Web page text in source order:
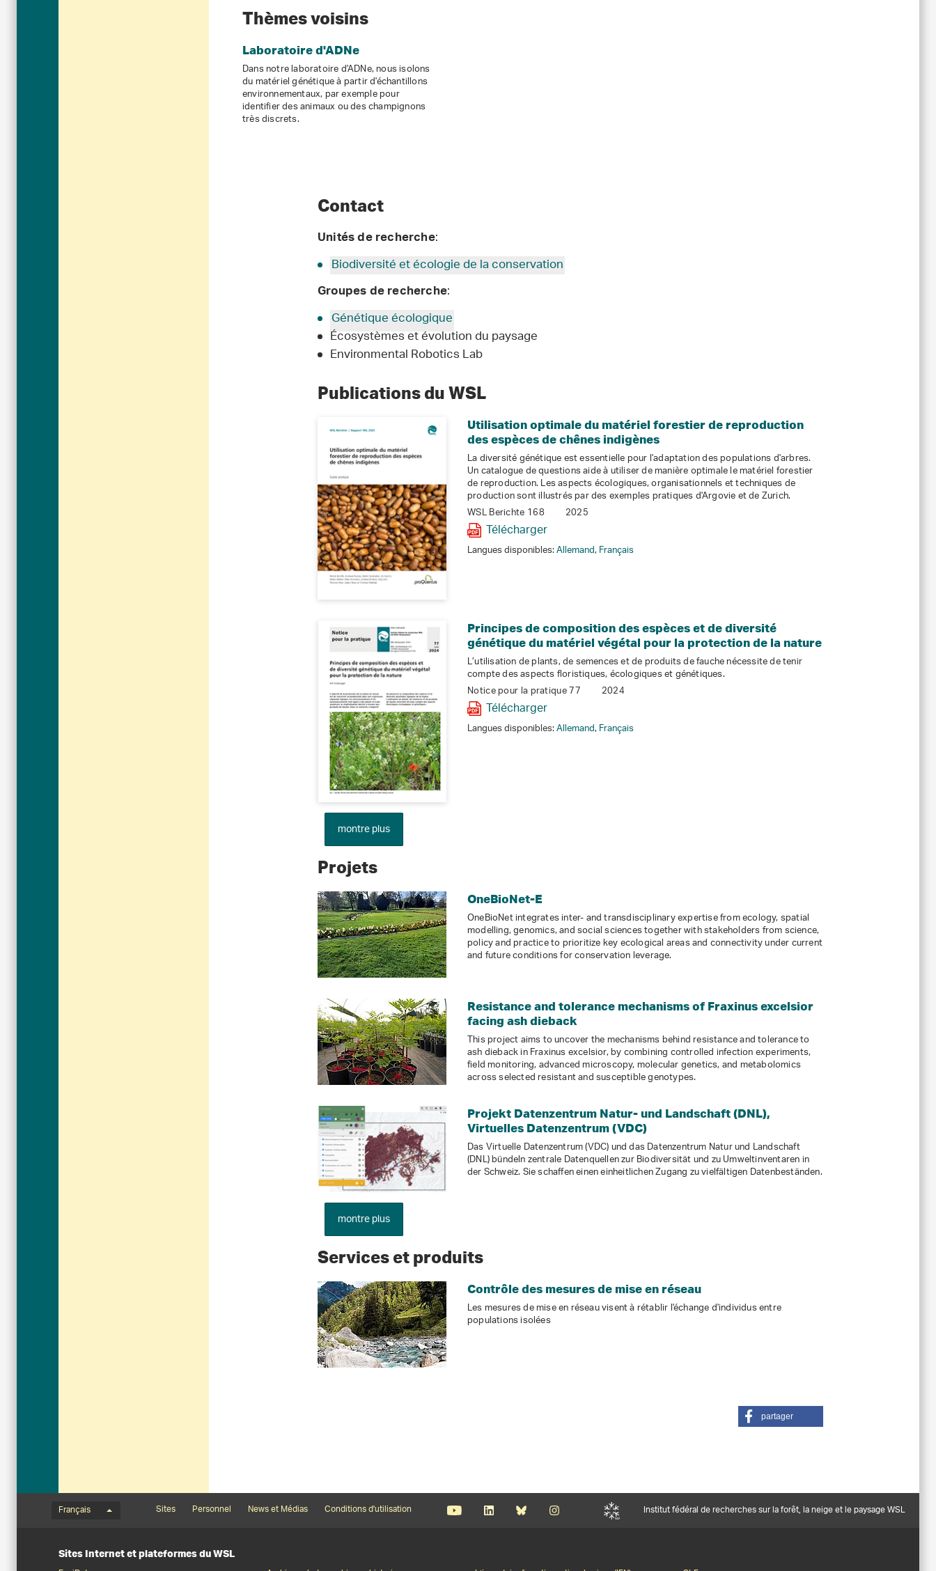
Thèmes voisins
Laboratoire d'ADNe
Dans notre laboratoire d'ADNe, nous isolons
du matériel génétique à partir d'échantillons
environnementaux, par exemple pour
identifier des animaux ou des champignons
très discrets.
Contact
Unités de recherche:
Biodiversité et écologie de la conservation
Groupes de recherche:
Génétique écologique
Écosystèmes et évolution du paysage
Environmental Robotics Lab
Publications du WSL
Utilisation optimale du matériel forestier de reproduction
des espèces de chênes indigènes
La diversité génétique est essentielle pour l'adaptation des populations d'arbres.
Un catalogue de questions aide à utiliser de manière optimale le matériel forestier
de reproduction. Les aspects écologiques, organisationnels et techniques de
production sont illustrés par des exemples pratiques d'Argovie et de Zurich.
WSL Berichte 168
2025
Télécharger
Langues disponibles:Allemand,Français
Principes de composition des espèces et de diversité
génétique du matériel végétal pour la protection de la nature
L’utilisation de plants, de semences et de produits de fauche nécessite de tenir
compte des aspects floristiques, écologiques et génétiques.
Notice pour la pratique 77
2024
Télécharger
Langues disponibles:Allemand,Français
montre plus
Projets
OneBioNet-E
OneBioNet integrates inter- and transdisciplinary expertise from ecology, spatial
modelling, genomics, and social sciences together with stakeholders from science,
policy and practice to prioritize key ecological areas and connectivity under current
and future conditions for conservation leverage.
Resistance and tolerance mechanisms of Fraxinus excelsior
facing ash dieback
This project aims to uncover the mechanisms behind resistance and tolerance to
ash dieback in Fraxinus excelsior, by combining controlled infection experiments,
field monitoring, advanced microscopy, molecular genetics, and metabolomics
across selected resistant and susceptible genotypes.
Projekt Datenzentrum Natur- und Landschaft (DNL),
Virtuelles Datenzentrum (VDC)
Das Virtuelle Datenzentrum (VDC) und das Datenzentrum Natur und Landschaft
(DNL) bündeln zentrale Datenquellen zur Biodiversität und zu Umweltinventaren in
der Schweiz. Sie schaffen einen einheitlichen Zugang zu vielfältigen Datenbeständen.
montre plus
Services et produits
Contrôle des mesures de mise en réseau
Les mesures de mise en réseau visent à rétablir l'échange d'individus entre
populations isolées
partager
Menu de langue
Français
Footernavigation
Sites Personnel News et Médias Conditions d'utilisation Institut fédéral de recherches sur la forêt, la neige et le paysage WSL
Sites Internet et plateformes du WSL